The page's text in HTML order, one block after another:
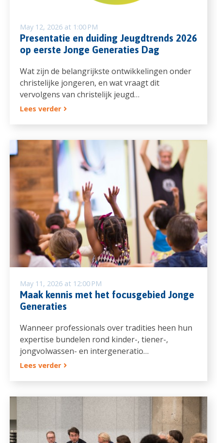
May 12, 2026 at 1:00 PM
Presentatie en duiding Jeugdtrends 2026
op eerste Jonge Generaties Dag
Wat zijn de belangrijkste ontwikkelingen onder
christelijke jongeren, en wat vraagt dit
vervolgens van christelijk jeugd…
Lees verder
May 11, 2026 at 12:00 PM
Maak kennis met het focusgebied Jonge
Generaties
Wanneer professionals over tradities heen hun
expertise bundelen rond kinder-, tiener-,
jongvolwassen- en intergeneratio…
Lees verder